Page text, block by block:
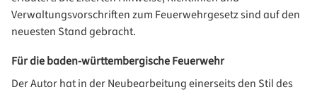
Verwaltungsvorschriften zum Feuerwehrgesetz sind auf den
neuesten Stand gebracht.
Für die baden-württembergische Feuerwehr
Der Autor hat in der Neubearbeitung einerseits den Stil des